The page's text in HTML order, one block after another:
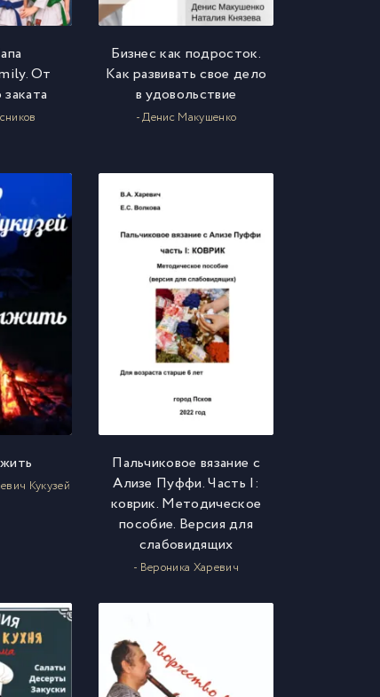
От
Бизнес как подросток.
Как развивать свое дело
в удовольствие
- Денис Макушенко
Кукузей
Пальчиковое вязание с
Ализе Пуффи. Часть I:
коврик. Методическое
пособие. Версия для
слабовидящих
- Вероника Харевич